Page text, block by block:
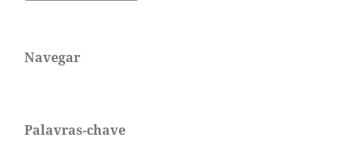
Navegar
Palavras-chave